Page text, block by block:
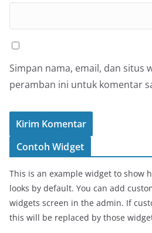
Simpan nama, email, dan situs
peramban ini untuk komentar
Contoh Widget
This is an example widget to show
looks by default. You can add
widgets screen in the admin. If
this will be replaced by those